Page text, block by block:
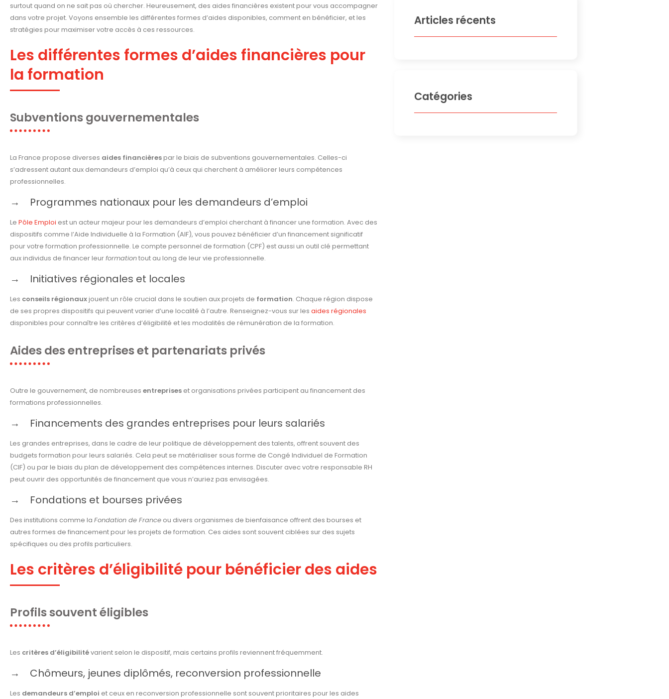
surtout quand on ne sait pas où chercher. Heureusement, des aides financières existent pour vous accompagner
dans votre projet. Voyons ensemble les différentes formes d’aides disponibles, comment en bénéficier, et les
stratégies pour maximiser votre accès à ces ressources.
Les différentes formes d’aides financières pour
la formation
Subventions gouvernementales
La France propose diverses aides financièrespar le biais de subventions gouvernementales. Celles-ci
s’adressent autant aux demandeurs d’emploi qu’à ceux qui cherchent à améliorer leurs compétences
professionnelles.
Programmes nationaux pour les demandeurs d’emploi
Le Pôle Emploi est un acteur majeur pour les demandeurs d’emploi cherchant à financer une formation. Avec des
dispositifs comme l’Aide Individuelle à la Formation (AIF), vous pouvez bénéficier d’un financement significatif
pour votre formation professionnelle. Le compte personnel de formation (CPF) est aussi un outil clé permettant
aux individus de financer leurformationtout au long de leur vie professionnelle.
Initiatives régionales et locales
Les conseils régionauxjouent un rôle crucial dans le soutien aux projets de formation. Chaque région dispose
de ses propres dispositifs qui peuvent varier d’une localité à l’autre. Renseignez-vous sur les aides régionales
disponibles pour connaître les critères d’éligibilité et les modalités de rémunération de la formation.
Aides des entreprises et partenariats privés
Outre le gouvernement, de nombreuses entreprises et organisations privées participent au financement des
formations professionnelles.
Financements des grandes entreprises pour leurs salariés
Les grandes entreprises, dans le cadre de leur politique de développement des talents, offrent souvent des
budgets formation pour leurs salariés. Cela peut se matérialiser sous forme de Congé Individuel de Formation
(CIF) ou par le biais du plan de développement des compétences internes. Discuter avec votre responsable RH
peut ouvrir des opportunités de financement que vous n’auriez pas envisagées.
Fondations et bourses privées
Des institutions comme la Fondation de France ou divers organismes de bienfaisance offrent des bourses et
autres formes de financement pour les projets de formation. Ces aides sont souvent ciblées sur des sujets
spécifiques ou des profils particuliers.
Les critères d’éligibilité pour bénéficier des aides
Profils souvent éligibles
Les critères d’éligibilitévarient selon le dispositif, mais certains profils reviennent fréquemment.
Chômeurs, jeunes diplômés, reconversion professionnelle
Les demandeurs d’emploi et ceux en reconversion professionnelle sont souvent prioritaires pour les aides
Articles récents
Catégories